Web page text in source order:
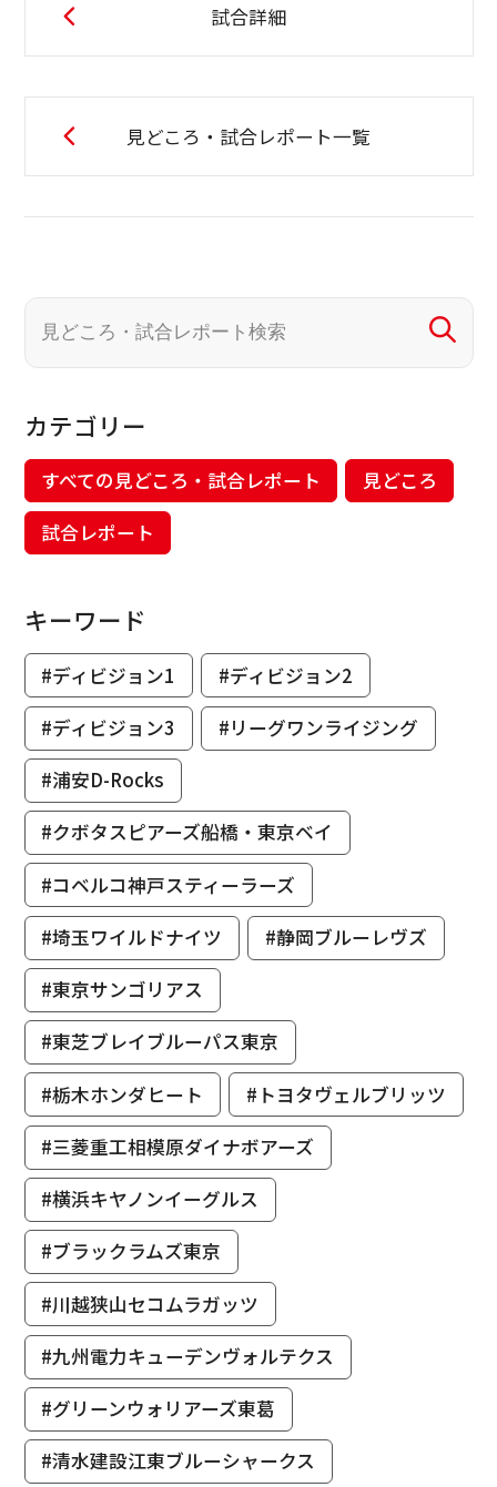
試合詳細
見どころ・試合レポート一覧
カテゴリー
すべての見どころ・試合レポート
見どころ
試合レポート
キーワード
#ディビジョン1
#ディビジョン2
#ディビジョン3
#リーグワンライジング
#浦安D-Rocks
#クボタスピアーズ船橋・東京ベイ
#コベルコ神戸スティーラーズ
#埼玉ワイルドナイツ
#静岡ブルーレヴズ
#東京サンゴリアス
#東芝ブレイブルーパス東京
#栃木ホンダヒート
#トヨタヴェルブリッツ
#三菱重工相模原ダイナボアーズ
#横浜キヤノンイーグルス
#ブラックラムズ東京
#川越狭山セコムラガッツ
#九州電力キューデンヴォルテクス
#グリーンウォリアーズ東葛
#清水建設江東ブルーシャークス